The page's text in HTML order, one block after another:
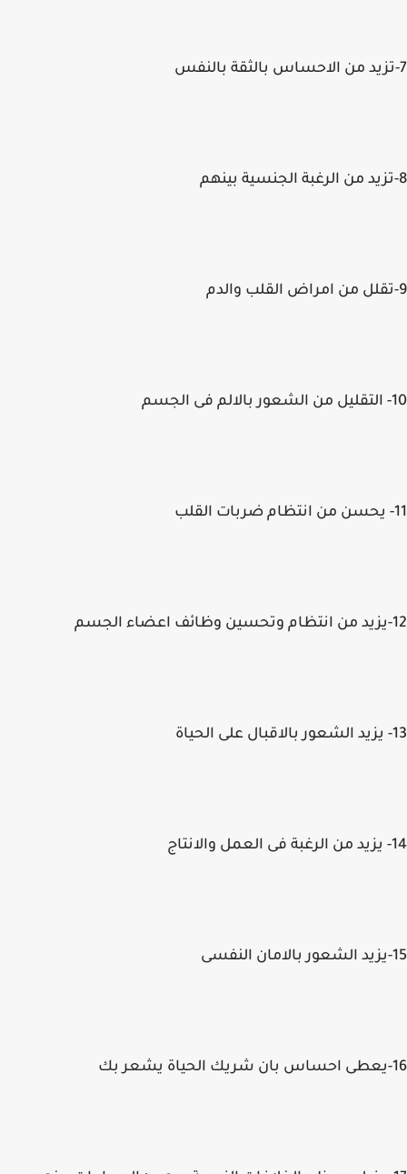
7-تزيد من الاحساس بالثقة بالنفس
8-تزيد من الرغبة الجنسية بينهم
9-تقلل من امراض القلب والدم
10- التقليل من الشعور بالالم فى الجسم
11- يحسن من انتظام ضربات القلب
12-يزيد من انتظام وتحسين وظائف اعضاء الجسم
13- يزيد الشعور بالاقبال على الحياة
14- يزيد من الرغبة فى العمل والانتاج
15-يزيد الشعور بالامان النفسى
16-يعطى احساس بان شريك الحياة يشعر بك